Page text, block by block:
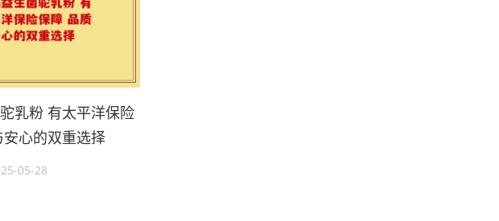
乳粉 有太平洋保险
心的双重选择
05-28